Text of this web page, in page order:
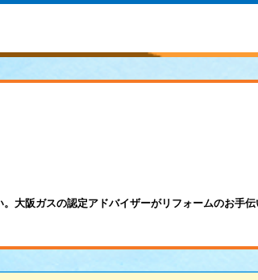
大阪ガスの認定アドバイザーがリフォームのお手伝